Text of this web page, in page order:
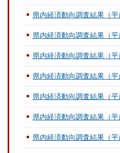
県内経済動向調査結果（平
県内経済動向調査結果（平
県内経済動向調査結果（平
県内経済動向調査結果（平
県内経済動向調査結果（平
県内経済動向調査結果（平
県内経済動向調査結果（平